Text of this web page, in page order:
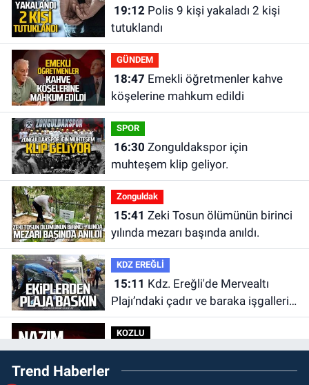
19:12Polis 9 kişi yakaladı 2 kişi
tutuklandı
GÜNDEM
18:47
köşelerine mahkum edildi
SPOR
16:30
muhteşem klip geliyor.
Zonguldak
15:41
yılında mezarı başında anıldı.
KDZ EREĞLİ
15:11
Plajı’ndaki çadır ve baraka işgalleri
kaldırıldı.
KOZLU
14:31Kozlu'da Nazım Zararcı
evinde ölü bulundu.
Trend Haberler